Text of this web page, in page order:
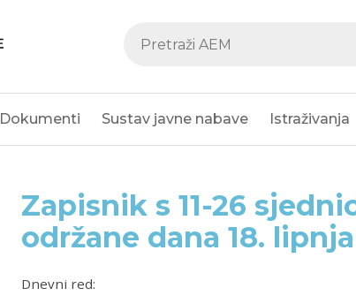
Dokumenti Sustav javne nabave Istraživanja
Zapisnik s 11-26
održane dana 18.
Dnevni red: